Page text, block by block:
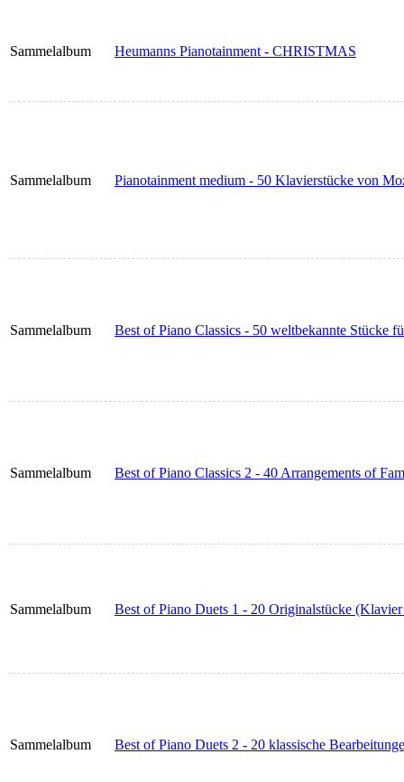
Sammelalbum Heumanns Pianotainment - CHRISTMAS
Sammelalbum Pianotainment medium - 50 Klavierstücke von
Sammelalbum Best of Piano Classics - 50 weltbekannte Stücke
Sammelalbum Best of Piano Classics 2 - 40 Arrangements of
Sammelalbum Best of Piano Duets 1 - 20 Originalstücke
Sammelalbum Best of Piano Duets 2 - 20 klassische